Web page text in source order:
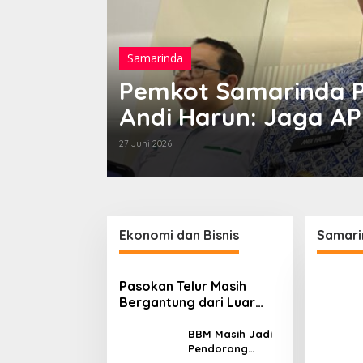
Samarinda
Pemkot Samarinda
Andi Harun: Jaga
Berutang
27 Juni 2026
Mahasiswa KKN di IKN
Diminta Tak Sekadar
Ekonomi dan Bisnis
Pasokan Telur Masih
Bergantung dari Luar
Siapkan Peternak Baru
BBM Masih Jadi
Pendorong